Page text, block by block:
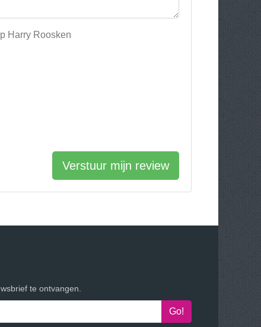
Harry Roosken
Verstuur mijn review
te ontvangen.